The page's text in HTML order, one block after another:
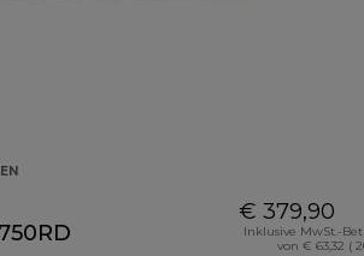
€ 379,90
Inklusive MwSt.-
von € 63,32 (